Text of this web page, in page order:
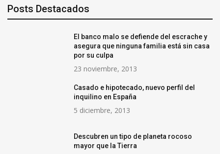
Posts Destacados
El banco malo se defiende del escrache y
asegura que ninguna familia está sin casa
por su culpa
23 noviembre, 2013
Casado e hipotecado, nuevo perfil del
inquilino en España
5 diciembre, 2013
Descubren un tipo de planeta rocoso
mayor que la Tierra